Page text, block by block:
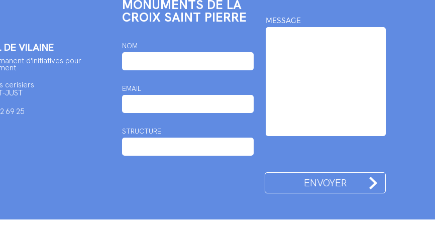
DE VILAINE
d'Initiatives pour
cerisiers
JUST
69 25
MONUMENTS DE LA
CROIX SAINT PIERRE
NOM
EMAIL
STRUCTURE
MESSAGE